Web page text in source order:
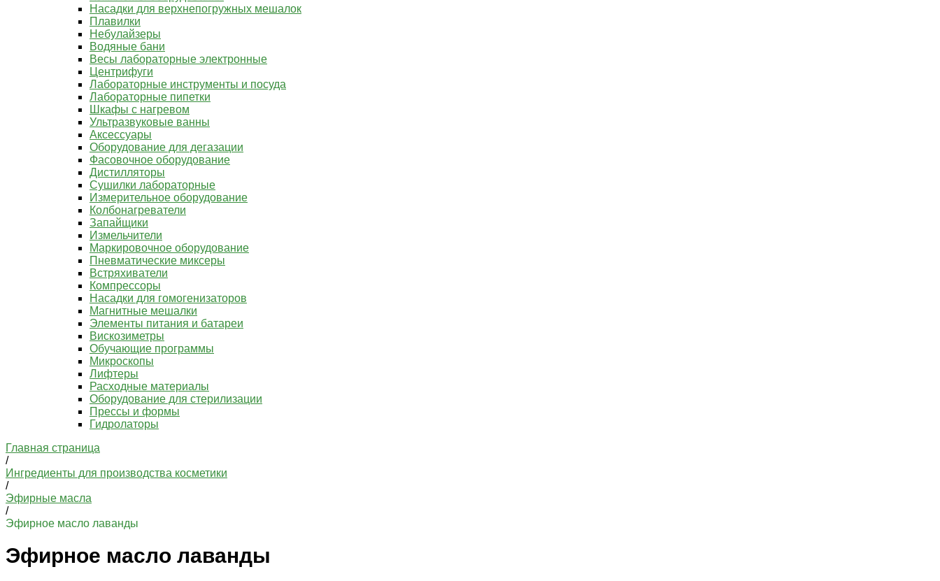
Насадки для верхнепогружных мешалок
Плавилки
Небулайзеры
Водяные бани
Весы лабораторные электронные
Центрифуги
Лабораторные инструменты и посуда
Лабораторные пипетки
Шкафы с нагревом
Ультразвуковые ванны
Аксессуары
Оборудование для дегазации
Фасовочное оборудование
Дистилляторы
Сушилки лабораторные
Измерительное оборудование
Колбонагреватели
Запайщики
Измельчители
Маркировочное оборудование
Пневматические миксеры
Встряхиватели
Компрессоры
Насадки для гомогенизаторов
Магнитные мешалки
Элементы питания и батареи
Вискозиметры
Обучающие программы
Микроскопы
Лифтеры
Расходные материалы
Оборудование для стерилизации
Прессы и формы
Гидролаторы
Главная страница
/
Ингредиенты для производства косметики
/
Эфирные масла
/
Эфирное масло лаванды
Эфирное масло лаванды